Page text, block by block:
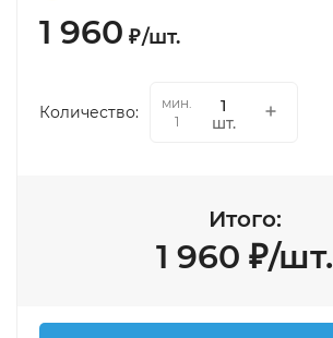
1 960 ₽/шт.
Количество:
мин.
1
шт.
Итого:
1 960 ₽/шт.